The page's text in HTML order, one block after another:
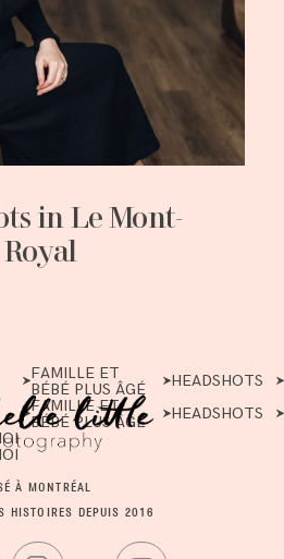
in Le Mont-
Royal
FAMILLE ET
BÉBÉ PLUS ÂGÉ
HEADSHOTS
FAMILLE ET
BÉBÉ PLUS ÂGÉ
HEADSHOTS
À MONTRÉAL
HISTOIRES DEPUIS 2016